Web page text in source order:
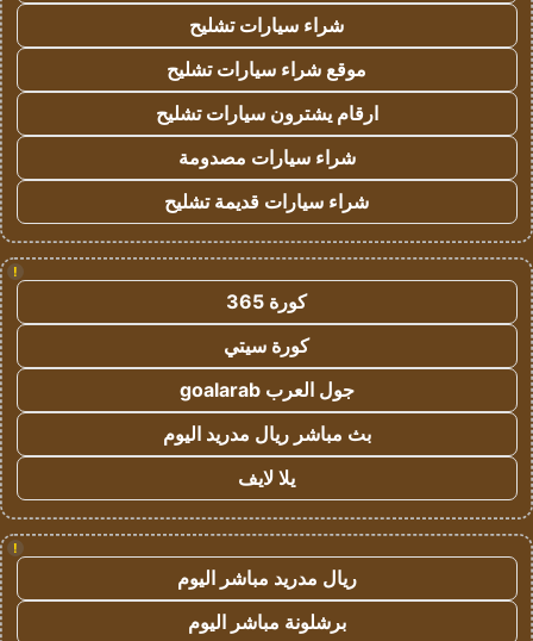
شراء سيارات تشليح
موقع شراء سيارات تشليح
ارقام يشترون سيارات تشليح
شراء سيارات مصدومة
شراء سيارات قديمة تشليح
!
كورة 365
كورة سيتي
جول العرب goalarab
بث مباشر ريال مدريد اليوم
يلا لايف
!
ريال مدريد مباشر اليوم
برشلونة مباشر اليوم